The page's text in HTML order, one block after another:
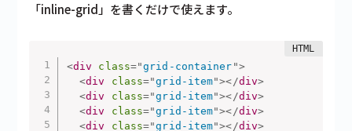
「inline-grid」を書くだけで使えます。
<div class="grid-container ">
<div class="grid-item"></div>
<div class="grid-item"></div>
<div class="grid-item"></div>
<div class="grid-item"></div>